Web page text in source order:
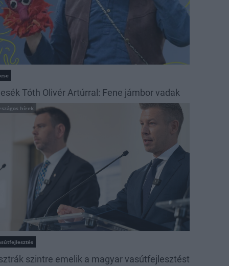
Tóth Olivér Artúrral: Fene jámbor vadak
hírek
szintre emelik a magyar vasútfejlesztést